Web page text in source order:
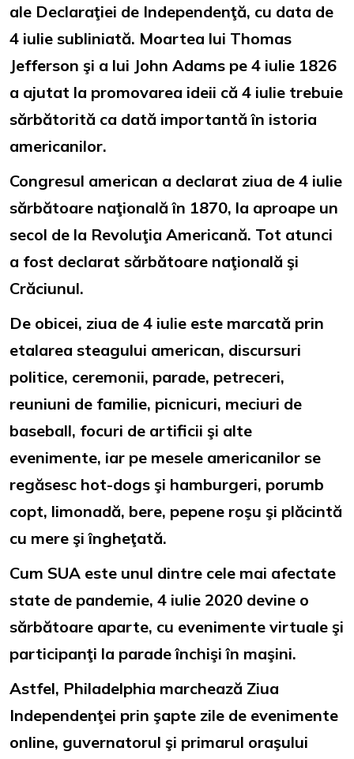
ale Declaraţiei de Independenţă, cu data de
4 iulie subliniată. Moartea lui Thomas
Jefferson şi a lui John Adams pe 4 iulie 1826
a ajutat la promovarea ideii că 4 iulie trebuie
sărbătorită ca dată importantă în istoria
americanilor.
Congresul american a declarat ziua de 4 iulie
sărbătoare naţională în 1870, la aproape un
secol de la Revoluţia Americană. Tot atunci
a fost declarat sărbătoare naţională şi
Crăciunul.
De obicei, ziua de 4 iulie este marcată prin
etalarea steagului american, discursuri
politice, ceremonii, parade, petreceri,
reuniuni de familie, picnicuri, meciuri de
baseball, focuri de artificii şi alte
evenimente, iar pe mesele americanilor se
regăsesc hot-dogs şi hamburgeri, porumb
copt, limonadă, bere, pepene roşu şi plăcintă
cu mere şi îngheţată.
Cum SUA este unul dintre cele mai afectate
state de pandemie, 4 iulie 2020 devine o
sărbătoare aparte, cu evenimente virtuale şi
participanţi la parade închişi în maşini.
Astfel, Philadelphia marchează Ziua
Independenţei prin şapte zile de evenimente
online, guvernatorul şi primarul oraşului